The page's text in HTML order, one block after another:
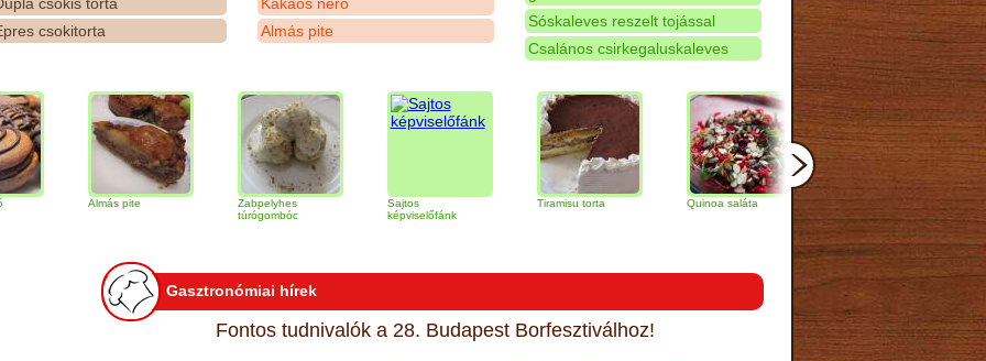
csokitorta
Almás pite
Sóskaleves reszelt tojással
Csalános csirkegaluskaleves
Almás pite
Zabpelyhes
túrógombóc
képviselőfánk
Tiramisu torta Quinoa saláta Mandulás kifli
narancs
Gasztronómiai hírek
Fontos tudnivalók a 28. Budapest Borfesztiválhoz!